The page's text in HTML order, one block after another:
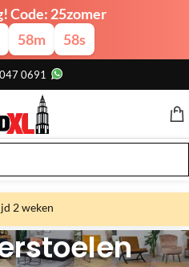
Code: 25zomer
58m 57s
0691
2 weken